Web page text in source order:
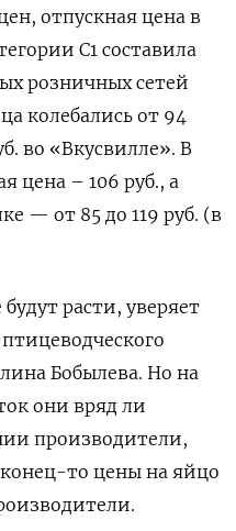
отпускная цена в
С1 составила
розничных сетей
колебались от 94
во «Вкусвилле». В
цена – 106 руб., а
— от 85 до 119 руб. (в
расти, уверяет
Бобылева. Но на
они вряд ли
производители,
то цены на яйцо